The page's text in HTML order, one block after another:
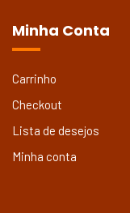
Minha Conta
Carrinho
Checkout
Lista de desejos
Minha conta